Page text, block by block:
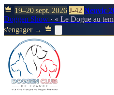
19–20 sept. 2026 J-42 Neuvic
Doggen Show · « Le Dogue au
s'engager →